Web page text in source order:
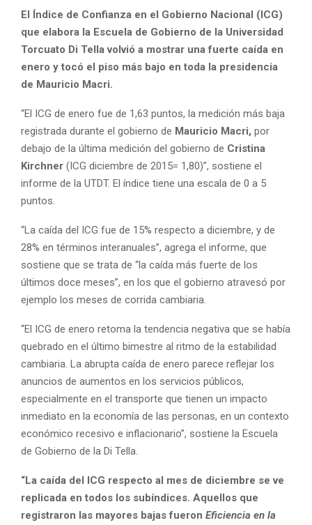
El Índice de Confianza en el Gobierno Nacional (ICG)
que elabora la Escuela de Gobierno de la Universidad
Torcuato Di Tella volvió a mostrar una fuerte caída en
enero y tocó el piso más bajo en toda la presidencia
de Mauricio Macri.
“El ICG de enero fue de 1,63 puntos, la medición más baja
registrada durante el gobierno de Mauricio Macri, por
debajo de la última medición del gobierno de Cristina
Kirchner (ICG diciembre de 2015= 1,80)”, sostiene el
informe de la UTDT. El índice tiene una escala de 0 a 5
puntos.
“La caída del ICG fue de 15% respecto a diciembre, y de
28% en términos interanuales”, agrega el informe, que
sostiene que se trata de “la caída más fuerte de los
últimos doce meses”, en los que el gobierno atravesó por
ejemplo los meses de corrida cambiaria.
“El ICG de enero retoma la tendencia negativa que se había
quebrado en el último bimestre al ritmo de la estabilidad
cambiaria. La abrupta caída de enero parece reflejar los
anuncios de aumentos en los servicios públicos,
especialmente en el transporte que tienen un impacto
inmediato en la economía de las personas, en un contexto
económico recesivo e inflacionario”, sostiene la Escuela
de Gobierno de la Di Tella.
“La caída del ICG respecto al mes de diciembre se ve
replicada en todos los subíndices. Aquellos que
registraron las mayores bajas fueron Eficiencia en la